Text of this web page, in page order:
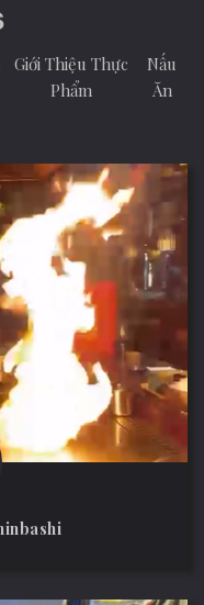
Giới Thiệu Thực
Phẩm
Nấu
Ăn